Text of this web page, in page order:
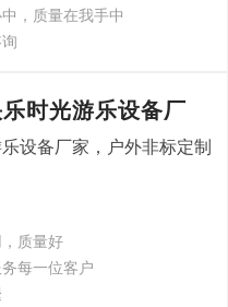
，质量在我手中
时光游乐设备厂
设备厂家，户外非标定制
质量好
每一位客户